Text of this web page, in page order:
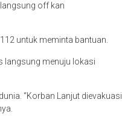
off kan
untuk meminta bantuan.
langsung menuju lokasi
“Korban Lanjut dievakuasi